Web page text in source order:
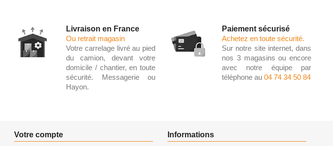
Livraison en France
Ou retrait magasin
Votre carrelage livré au pied
du camion, devant votre
domicile / chantier, en toute
sécurité. Messagerie ou
Hayon.
Paiement sécurisé
Achetez en toute sécurité.
Sur notre site internet, dans
nos 3 magasins ou encore
avec notre équipe par
téléphone au 04 74 34 50 84
Votre compte Informations